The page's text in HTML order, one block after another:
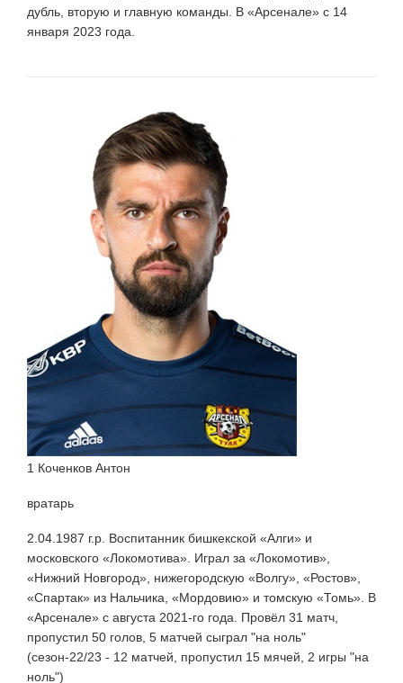
дубль, вторую и главную команды. В «Арсенале» с 14
января 2023 года.
1 Коченков Антон
вратарь
2.04.1987 г.р. Воспитанник бишкекской «Алги» и
московского «Локомотива». Играл за «Локомотив»,
«Нижний Новгород», нижегородскую «Волгу», «Ростов»,
«Спартак» из Нальчика, «Мордовию» и томскую «Томь». В
«Арсенале» с августа 2021-го года. Провёл 31 матч,
пропустил 50 голов, 5 матчей сыграл "на ноль"
(сезон-22/23 - 12 матчей, пропустил 15 мячей, 2 игры "на
ноль")